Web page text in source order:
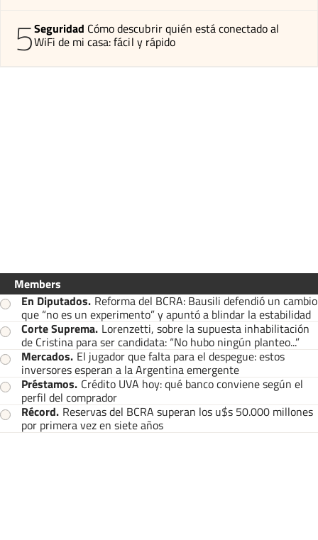
5Seguridad Cómo descubrir quién está conectado al
WiFi de mi casa: fácil y rápido
Members
En Diputados. Reforma del BCRA: Bausili defendió un cambio
que “no es un experimento” y apuntó a blindar la estabilidad
Corte Suprema. Lorenzetti, sobre la supuesta inhabilitación
de Cristina para ser candidata: “No hubo ningún planteo...”
Mercados. El jugador que falta para el despegue: estos
inversores esperan a la Argentina emergente
Préstamos. Crédito UVA hoy: qué banco conviene según el
perfil del comprador
Récord. Reservas del BCRA superan los u$s 50.000 millones
por primera vez en siete años